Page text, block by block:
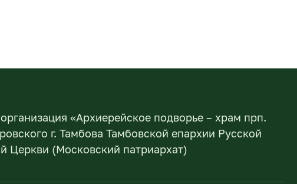
«Архиерейское подворье – храм прп.
г. Тамбова Тамбовской епархии Русской
Церкви (Московский патриархат)